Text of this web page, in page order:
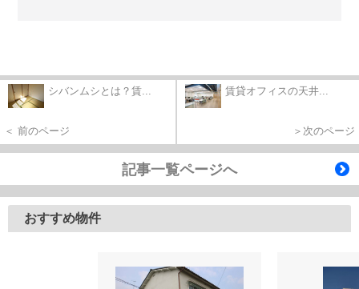
シバンムシとは？賃...
＜ 前のページ
賃貸オフィスの天井...
＞次のページ
記事一覧ページへ
おすすめ物件